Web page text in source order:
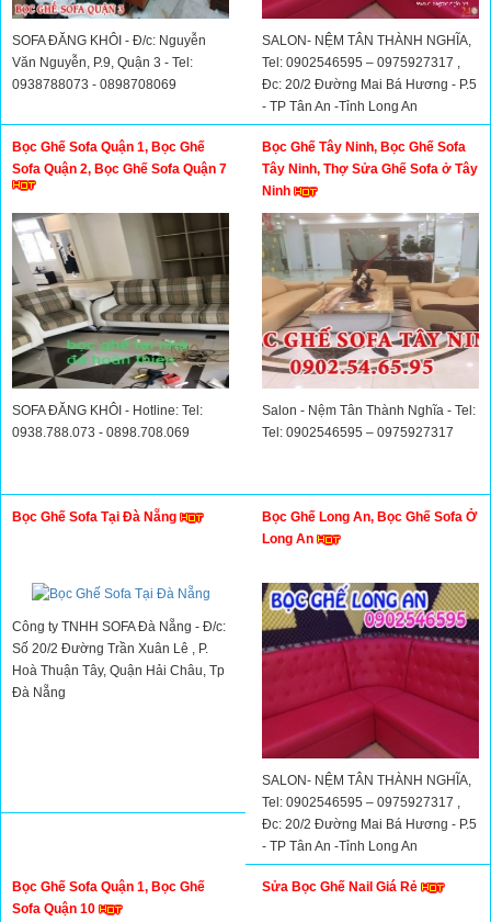
SOFA ĐĂNG KHÔI - Đ/c: Nguyễn
Văn Nguyễn, P.9, Quận 3 - Tel:
0938788073 - 0898708069
SALON- NỆM TÂN THÀNH NGHĨA,
Tel: 0902546595 – 0975927317 ,
Đc: 20/2 Đường Mai Bá Hương - P.5
- TP Tân An -Tỉnh Long An
Bọc Ghế Sofa Quận 1, Bọc Ghế
Sofa Quận 2, Bọc Ghế Sofa Quận 7
SOFA ĐĂNG KHÔI - Hotline: Tel:
0938.788.073 - 0898.708.069
Bọc Ghế Tây Ninh, Bọc Ghế Sofa
Tây Ninh, Thợ Sửa Ghế Sofa ở Tây
Ninh
Salon - Nệm Tân Thành Nghĩa - Tel:
Tel: 0902546595 – 0975927317
Bọc Ghế Sofa Tại Đà Nẵng
Công ty TNHH SOFA Đà Nẵng - Đ/c:
Số 20/2 Đường Trần Xuân Lê , P.
Hoà Thuận Tây, Quận Hải Châu, Tp
Đà Nẵng
Bọc Ghế Long An, Bọc Ghế Sofa Ở
Long An
SALON- NỆM TÂN THÀNH NGHĨA,
Tel: 0902546595 – 0975927317 ,
Đc: 20/2 Đường Mai Bá Hương - P.5
- TP Tân An -Tỉnh Long An
Bọc Ghế Sofa Quận 1, Bọc Ghế
Sofa Quận 10
Sửa Bọc Ghế Nail Giá Rẻ